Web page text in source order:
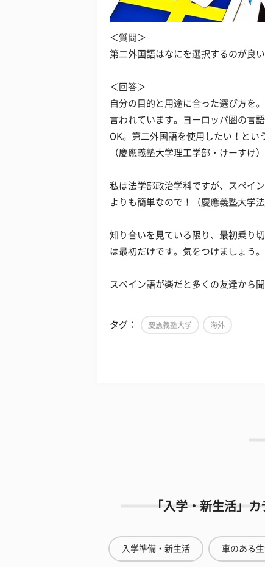
＜質問＞
第二外国語はなにを選択するのが良
＜回答＞
自分の目的と用途に合った選び方を
言われています。ヨーロッパ圏の言
OK。第二外国語を使用したい！とい
（慶應義塾大学理工学部・けーすけ）
私は法学部政治学科ですが、スペイ
よりも簡単なので！（慶應義塾大学
知り合いを見ている限り、最初乗り
は最初だけです。気をつけましょう
スペイン語が楽だと多くの友達から
タグ： 慶應義塾大学 海外
「入学・新生活」
入学準備・新生活 車のある